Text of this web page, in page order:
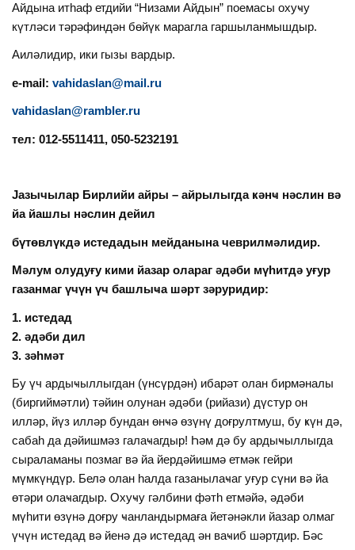
Айдына итһаф етдийи “Низами Айдын” поемасы охуҹу
күтләси тәрәфиндән бөйүк марагла гаршыланмышдыр.
Аиләлидир, ики гызы вардыр.
е-mail:vahidaslan@mail.ru
vahidaslan@rambler.ru
тел: 012-5511411, 050-5232191
Јазычылар Бирлийи айры – айрылыгда ҝәнҹ нәслин вә
йа йашлы нәслин дейил
бүтөвлүкдә истедадын мейданына чеврилмәлидир.
Мәлум олудуғу кими йазар олараг әдәби мүһитдә уғур
газанмаг үчүн үч башлыҹа шәрт зәруридир:
1. истедад
2. әдәби дил
3. зәһмәт
Бу үч ардыҹыллыгдан (үнсүрдән) ибарәт олан бирмәналы
(биргиймәтли) тәйин олунан әдәби (рийази) дүстур он
илләр, йүз илләр бундан өнҹә өзүнү доғрултмуш, бу ҝүн дә,
сабаһ да дәйишмәз галаҹагдыр! Һәм дә бу ардыҹыллыгда
сыраламаны позмаг вә йа йердәйишмә етмәк гейри
мүмкүндүр. Белә олан һалда газанылаҹаг уғур сүни вә йа
өтәри олаҹагдыр. Охуҹу гәлбини фәтһ етмәйә, әдәби
мүһити өзүнә доғру ҹанландырмаға йетәнәкли йазар олмаг
үчүн истедад вә йенә дә истедад ән ваҹиб шәртдир. Бәс